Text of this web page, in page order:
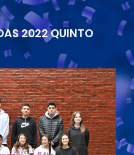
2022 QUINTO